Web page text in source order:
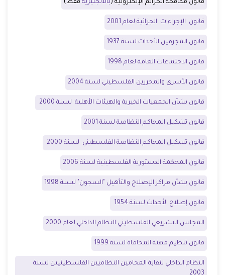
قانون مكافحة الجرائم الإلكترونية (بالانجليزية فقط)
قانون الإجراءات الجزائية لعام 2001
قانون المجرمين الأحداث لسنة 1937
قانون الاجتماعات العامة لعام 1998
قانون الأسرى والمحررين الفلسطيني لسنة 2004
قانون بشأن الجمعيات الخيرية والهيئات الأهلية لسنة 2000
قانون تشكيل المحاكم النظامية لسنة 2001
قانون تشكيل المحاكم النظامية الفلسطيني لسنة 2000
قانون المحكمة الدستورية الفلسطينية لسنة 2006
قانون بشأن مراكز الإصلاح والتأهيل "السجون" لسنة 1998
قانون إصلاح الأحداث لسنة 1954
المجلس التشريعي الفلسطيني النظام الداخلي لعام 2000
قانون تنظيم مهنة المحاماة لسنة 1999
النظام الداخلي لنقابة المحامين النظاميين الفلسطينيين لسنة
2003